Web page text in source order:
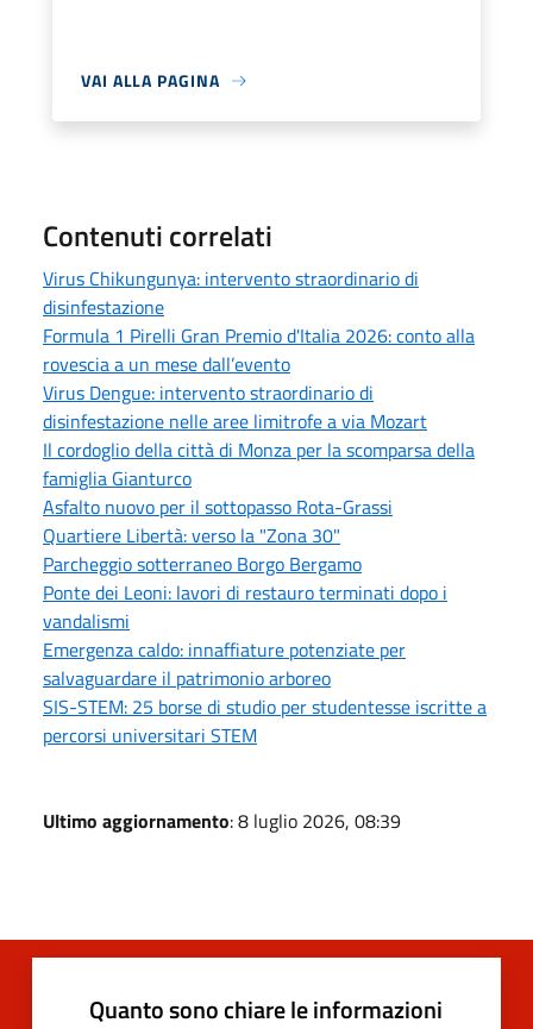
VAI ALLA PAGINA
Contenuti correlati
Virus Chikungunya: intervento straordinario di
disinfestazione
Formula 1 Pirelli Gran Premio d'Italia 2026: conto alla
rovescia a un mese dall’evento
Virus Dengue: intervento straordinario di
disinfestazione nelle aree limitrofe a via Mozart
Il cordoglio della città di Monza per la scomparsa della
famiglia Gianturco
Asfalto nuovo per il sottopasso Rota-Grassi
Quartiere Libertà: verso la "Zona 30"
Parcheggio sotterraneo Borgo Bergamo
Ponte dei Leoni: lavori di restauro terminati dopo i
vandalismi
Emergenza caldo: innaffiature potenziate per
salvaguardare il patrimonio arboreo
SIS-STEM: 25 borse di studio per studentesse iscritte a
percorsi universitari STEM
Ultimo aggiornamento: 8 luglio 2026, 08:39
Quanto sono chiare le informazioni